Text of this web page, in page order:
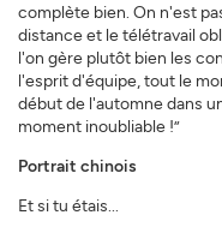
complète bien. On n'est
distance et le télétravail
l'on gère plutôt bien les
l'esprit d'équipe, tout le
début de l'automne dans
moment inoubliable !”
Portrait chinois
Et si tu étais...